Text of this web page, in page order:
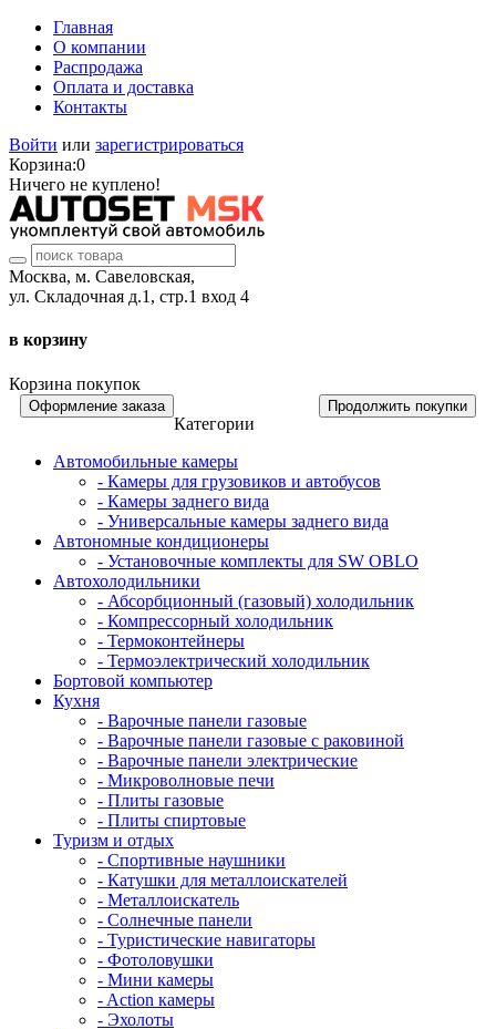
Главная
О компании
Распродажа
Оплата и доставка
Контакты
Войти или зарегистрироваться
Корзина:0
Ничего не куплено!
Москва, м. Савеловская,
ул. Складочная д.1, стр.1 вход 4
в корзину
Корзина покупок
Оформление заказа Продолжить покупки
Категории
Автомобильные камеры
- Камеры для грузовиков и автобусов
- Камеры заднего вида
- Универсальные камеры заднего вида
Автономные кондиционеры
- Установочные комплекты для SW OBLO
Автохолодильники
- Абсорбционный (газовый) холодильник
- Компрессорный холодильник
- Термоконтейнеры
- Термоэлектрический холодильник
Бортовой компьютер
Кухня
- Варочные панели газовые
- Варочные панели газовые с раковиной
- Варочные панели электрические
- Микроволновые печи
- Плиты газовые
- Плиты спиртовые
Туризм и отдых
- Cпортивные наушники
- Катушки для металлоискателей
- Металлоискатель
- Солнечные панели
- Туристические навигаторы
- Фотоловушки
- Мини камеры
- Action камеры
- Эхолоты